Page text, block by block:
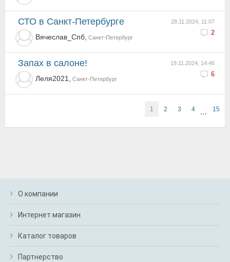
28.11.2024, 11:07
2
СТО в Санкт-Петербурге
Вячеслав_Спб, Санкт-Петербург
19.11.2024, 14:46
6
Запах в салоне!
Леля2021, Санкт-Петербург
1 2 3 4 … 15
О компании
Интернет магазин
Каталог товаров
Партнерство